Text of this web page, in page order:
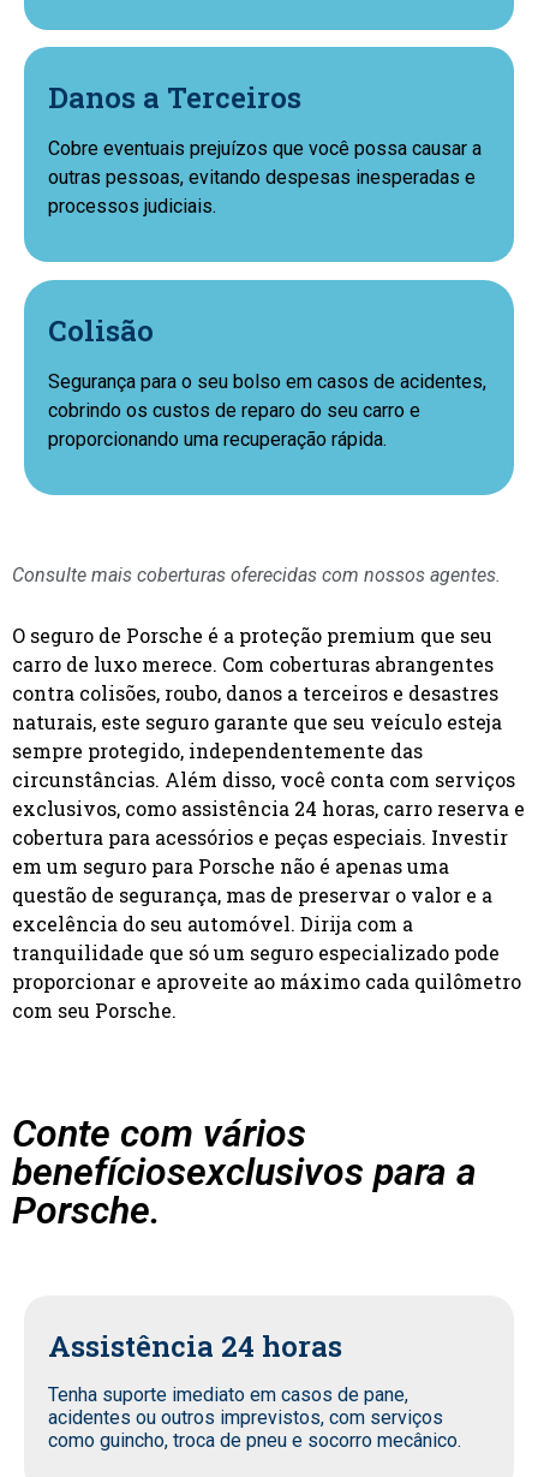
Danos a Terceiros
Cobre eventuais prejuízos que você possa causar a
outras pessoas, evitando despesas inesperadas e
processos judiciais.
Colisão
Segurança para o seu bolso em casos de acidentes,
cobrindo os custos de reparo do seu carro e
proporcionando uma recuperação rápida.
Consulte mais coberturas oferecidas com nossos agentes.
O seguro de Porsche é a proteção premium que seu
carro de luxo merece. Com coberturas abrangentes
contra colisões, roubo, danos a terceiros e desastres
naturais, este seguro garante que seu veículo esteja
sempre protegido, independentemente das
circunstâncias. Além disso, você conta com serviços
exclusivos, como assistência 24 horas, carro reserva e
cobertura para acessórios e peças especiais. Investir
em um seguro para Porsche não é apenas uma
questão de segurança, mas de preservar o valor e a
excelência do seu automóvel. Dirija com a
tranquilidade que só um seguro especializado pode
proporcionar e aproveite ao máximo cada quilômetro
com seu Porsche.
Conte com vários
benefíciosexclusivos para a
Porsche.
Assistência 24 horas
Tenha suporte imediato em casos de pane,
acidentes ou outros imprevistos, com serviços
como guincho, troca de pneu e socorro mecânico.